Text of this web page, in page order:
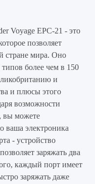
Voyage EPC-21 - это
позволяет
стране мира. Оно
более чем в 150
и
и плюсы этого
возможности
вы можете
ваша электроника
- устройство
заряжать два
каждый порт имеет
заряжать даже